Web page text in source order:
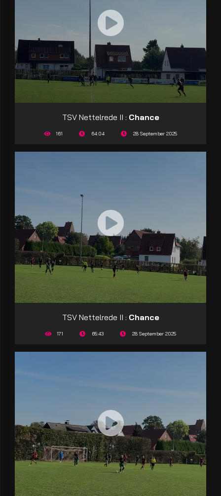
TSV Nettelrede II : Chance
161 64:04 28 September 2025
TSV Nettelrede II : Chance
171 65:43 28 September 2025